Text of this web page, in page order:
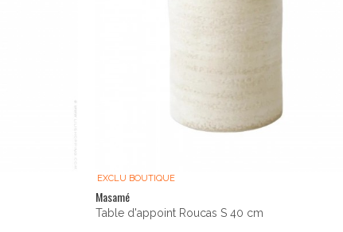
EXCLU BOUTIQUE
Masamé
Table d'appoint Roucas S 40 cm